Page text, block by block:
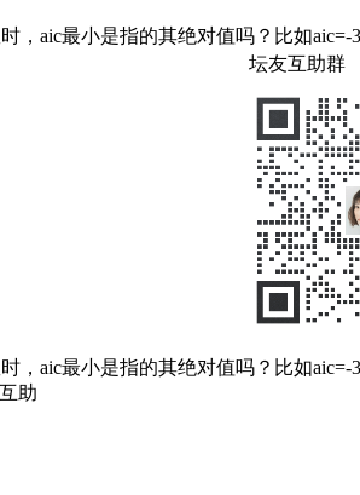
，aic最小是指的其绝对值吗？比如aic=-
坛友互助群
，aic最小是指的其绝对值吗？比如aic=-
助